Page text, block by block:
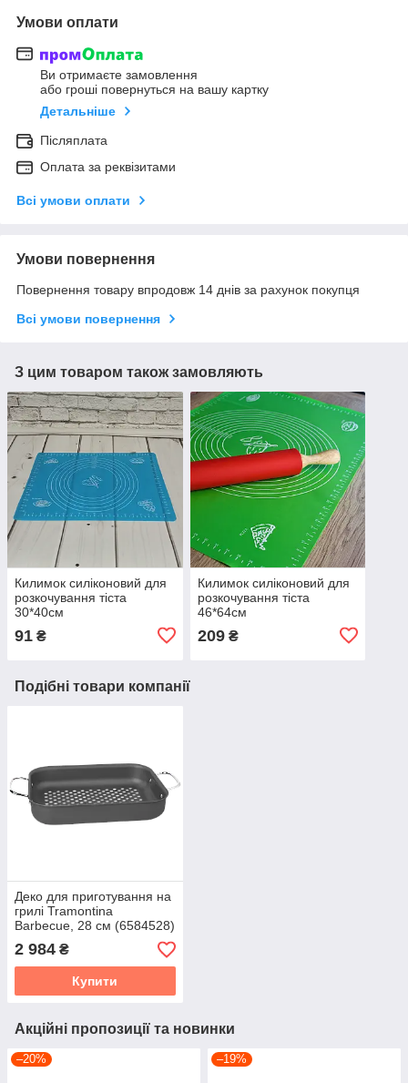
Умови оплати
Ви отримаєте замовлення
або гроші повернуться на вашу картку
Детальніше
Післяплата
Оплата за реквізитами
Всі умови оплати
Умови повернення
Повернення товару впродовж 14 днів за рахунок покупця
Всі умови повернення
З цим товаром також замовляють
Килимок силіконовий для
розкочування тіста
30*40см
91 ₴
Килимок силіконовий для
розкочування тіста
46*64см
209₴
Подібні товари компанії
Деко для приготування на
грилі Tramontina
Barbecue, 28 см (6584528)
2 984 ₴
Купити
Акційні пропозиції та новинки
–20% –19%